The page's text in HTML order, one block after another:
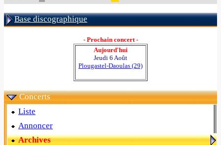
Base discographique
- Prochain concert -
Aujourd'hui
Jeudi 6 Août
Plougastel-Daoulas (29)
Concerts
Liste
Annoncer
Archives